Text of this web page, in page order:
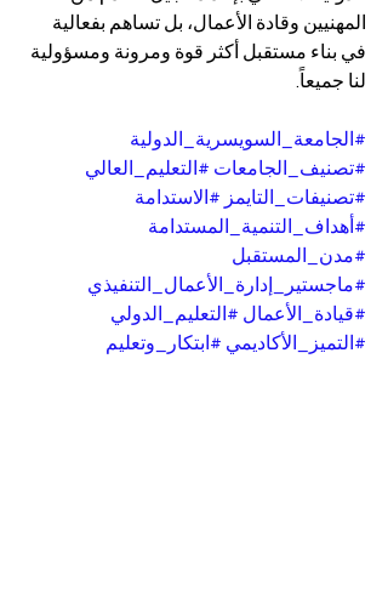
المهنيين وقادة الأعمال، بل تساهم بفعالية
في بناء مستقبل أكثر قوة ومرونة ومسؤولية
لنا جميعاً.
#الجامعة_السويسرية_الدولية
#تصنيف_الجامعات #التعليم_العالي
#تصنيفات_التايمز #الاستدامة
#أهداف_التنمية_المستدامة
#مدن_المستقبل
#ماجستير_إدارة_الأعمال_التنفيذي
#قيادة_الأعمال #التعليم_الدولي
#التميز_الأكاديمي #ابتكار_وتعليم